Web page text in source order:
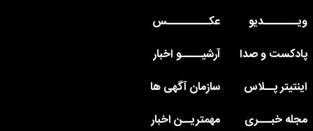
ویــــــــدیو
عکــــــــــس
پادکست و صدا
آرشیـــــو اخبار
اینتیتر پــلاس
سازمان آگهی ها
مجله خبـــری
مهمتریــن اخبار